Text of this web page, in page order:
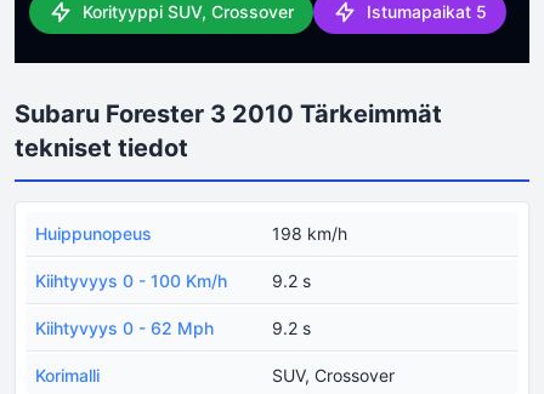
Korityyppi SUV, Crossover Istumapaikat 5
Subaru Forester 3 2010 Tärkeimmät
tekniset tiedot
Huippunopeus 198 km/h
Kiihtyvyys 0 - 100 Km/h 9.2 s
Kiihtyvyys 0 - 62 Mph 9.2 s
Korimalli SUV, Crossover